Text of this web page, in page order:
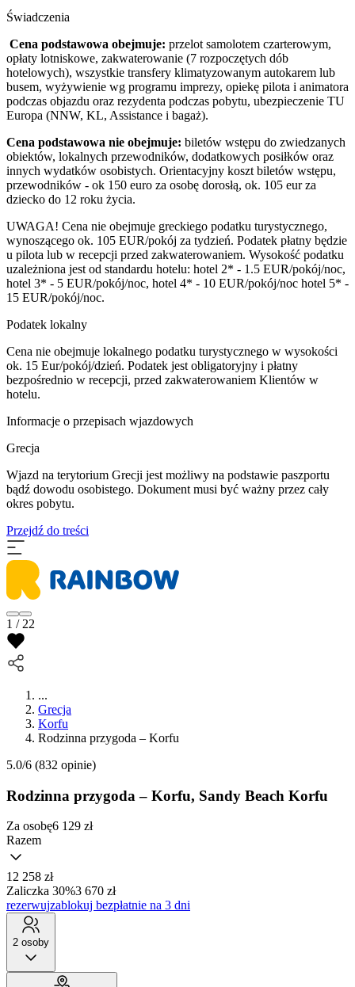
Świadczenia
Cena podstawowa obejmuje: przelot samolotem czarterowym,
opłaty lotniskowe, zakwaterowanie (7 rozpoczętych dób
hotelowych), wszystkie transfery klimatyzowanym autokarem lub
busem, wyżywienie wg programu imprezy, opiekę pilota i animatora
podczas objazdu oraz rezydenta podczas pobytu, ubezpieczenie TU
Europa (NNW, KL, Assistance i bagaż).
Cena podstawowa nie obejmuje: biletów wstępu do zwiedzanych
obiektów, lokalnych przewodników, dodatkowych posiłków oraz
innych wydatków osobistych. Orientacyjny koszt biletów wstępu,
przewodników - ok 150 euro za osobę dorosłą, ok. 105 eur za
dziecko do 12 roku życia.
UWAGA! Cena nie obejmuje greckiego podatku turystycznego,
wynoszącego ok. 105 EUR/pokój za tydzień. Podatek płatny będzie
u pilota lub w recepcji przed zakwaterowaniem. Wysokość podatku
uzależniona jest od standardu hotelu: hotel 2* - 1.5 EUR/pokój/noc,
hotel 3* - 5 EUR/pokój/noc, hotel 4* - 10 EUR/pokój/noc hotel 5* -
15 EUR/pokój/noc.
Podatek lokalny
Cena nie obejmuje lokalnego podatku turystycznego w wysokości
ok. 15 Eur/pokój/dzień. Podatek jest obligatoryjny i płatny
bezpośrednio w recepcji, przed zakwaterowaniem Klientów w
hotelu.
Informacje o przepisach wjazdowych
Grecja
Wjazd na terytorium Grecji jest możliwy na podstawie paszportu
bądź dowodu osobistego. Dokument musi być ważny przez cały
okres pobytu.
Przejdź do treści
1 / 22
...
Grecja
Korfu
Rodzinna przygoda – Korfu
5.0/6 (832 opinie)
Rodzinna przygoda – Korfu, Sandy Beach Korfu
Za osobę6 129 zł
Razem
12 258 zł
Zaliczka 30%3 670 zł
rezerwujzablokuj bezpłatnie na 3 dni
2 osoby